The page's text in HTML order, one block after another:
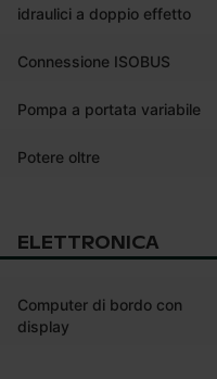
idraulici a doppio effetto
Connessione ISOBUS
Pompa a portata variabile
Potere oltre
ELETTRONICA
Computer di bordo con
display